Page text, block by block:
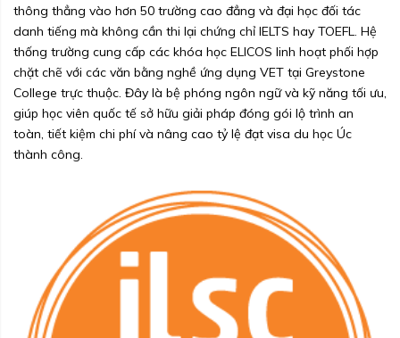
thông thẳng vào hơn 50 trường cao đẳng và đại học đối tác
danh tiếng mà không cần thi lại chứng chỉ IELTS hay TOEFL. Hệ
thống trường cung cấp các khóa học ELICOS linh hoạt phối hợp
chặt chẽ với các văn bằng nghề ứng dụng VET tại Greystone
College trực thuộc. Đây là bệ phóng ngôn ngữ và kỹ năng tối ưu,
giúp học viên quốc tế sở hữu giải pháp đóng gói lộ trình an
toàn, tiết kiệm chi phí và nâng cao tỷ lệ đạt visa du học Úc
thành công.